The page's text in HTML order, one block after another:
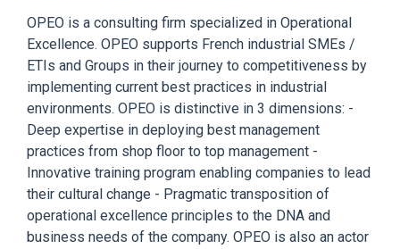
OPEO is a consulting firm specialized in Operational
Excellence. OPEO supports French industrial SMEs /
ETIs and Groups in their journey to competitiveness by
implementing current best practices in industrial
environments. OPEO is distinctive in 3 dimensions: -
Deep expertise in deploying best management
practices from shop floor to top management -
Innovative training program enabling companies to lead
their cultural change - Pragmatic transposition of
operational excellence principles to the DNA and
business needs of the company. OPEO is also an actor